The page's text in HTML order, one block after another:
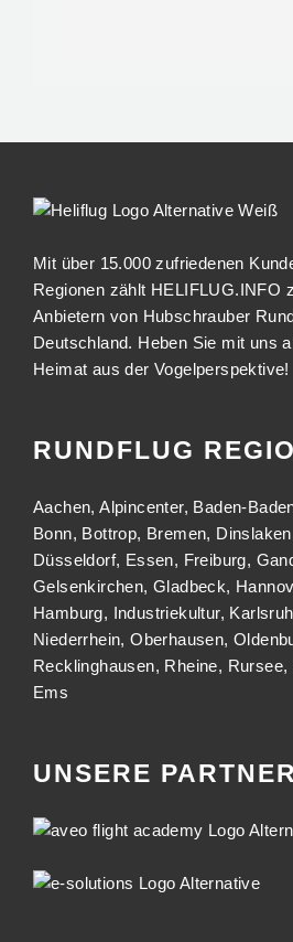
Mit über 15.000 zufriedenen
Regionen zählt HELIFLUG.INFO
Anbietern von Hubschrauber
Deutschland. Heben Sie mit uns
Heimat aus der Vogelperspektive!
RUNDFLUG
Aachen,Alpincenter, Baden-
Bonn, Bottrop, Bremen, Dinslaken
Düsseldorf, Essen, Freiburg,
Gelsenkirchen,Gladbeck,
Hamburg, Industriekultur,
Niederrhein,Oberhausen,
Recklinghausen, Rheine, Rursee,
Ems
UNSERE PARTNER